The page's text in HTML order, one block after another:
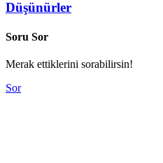
Düşünürler
Soru Sor
Merak ettiklerini sorabilirsin!
Sor